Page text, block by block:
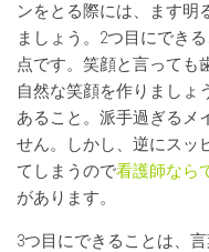
ンをとる際には、ます明
ましょう。2つ目にでき
点です。笑顔と言っても
自然な笑顔を作りましょ
あること。派手過ぎるメ
せん。しかし、逆にスッ
てしまうので看護師なら
があります。
3つ目にできることは、